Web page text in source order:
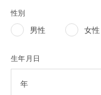
性別
男性 女性
生年月日